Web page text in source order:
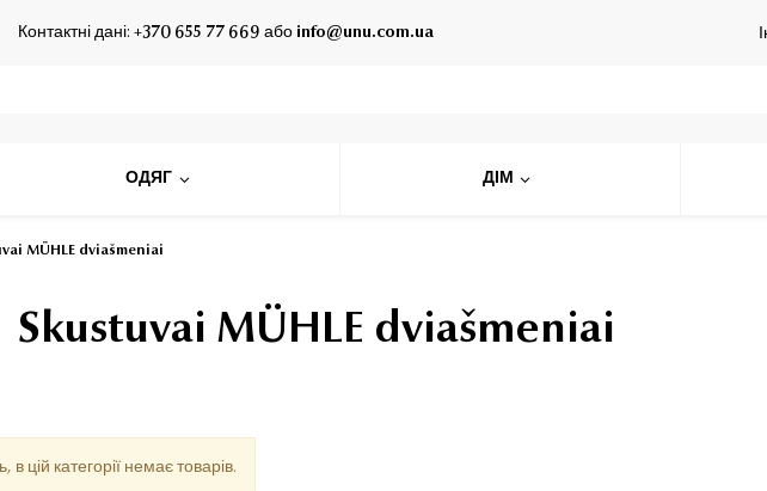
Контактні дані:+370 655 77 669 або info@unu.com.ua
ОДЯГ ДІМ
MÜHLE dviašmeniai
Skustuvai MÜHLE dviašmeniai
в цій категорії немає товарів.